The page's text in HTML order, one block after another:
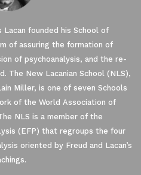
Lacan founded his School of
of assuring the formation of
of psychoanalysis, and the re-
The New Lacanian School (NLS),
Miller, is one of seven Schools
of the World Association of
NLS is a member of the
(EFP) that regroups the four
oriented by Freud and Lacan’s